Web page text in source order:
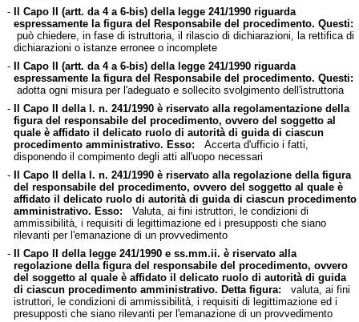
- Il Capo II (artt. da 4 a 6-bis) della legge 241/1990 riguarda
espressamente la figura del Responsabile del procedimento. Questi:
può chiedere, in fase di istruttoria, il rilascio di dichiarazioni, la rettifica di
dichiarazioni o istanze erronee o incomplete
- Il Capo II (artt. da 4 a 6-bis) della legge 241/1990 riguarda
espressamente la figura del Responsabile del procedimento. Questi:
adotta ogni misura per l'adeguato e sollecito svolgimento dell'istruttoria
- Il Capo II della l. n. 241/1990 è riservato alla regolamentazione della
figura del responsabile del procedimento, ovvero del soggetto al
quale è affidato il delicato ruolo di autorità di guida di ciascun
procedimento amministrativo. Esso: Accerta d'ufficio i fatti,
disponendo il compimento degli atti all'uopo necessari
- Il Capo II della l. n. 241/1990 è riservato alla regolazione della figura
del responsabile del procedimento, ovvero del soggetto al quale è
affidato il delicato ruolo di autorità di guida di ciascun procedimento
amministrativo. Esso: Valuta, ai fini istruttori, le condizioni di
ammissibilità, i requisiti di legittimazione ed i presupposti che siano
rilevanti per l'emanazione di un provvedimento
- Il Capo II della legge 241/1990 e ss.mm.ii. è riservato alla
regolazione della figura del responsabile del procedimento, ovvero
del soggetto al quale è affidato il delicato ruolo di autorità di guida
di ciascun procedimento amministrativo. Detta figura: valuta, ai fini
istruttori, le condizioni di ammissibilità, i requisiti di legittimazione ed i
presupposti che siano rilevanti per l'emanazione di un provvedimento